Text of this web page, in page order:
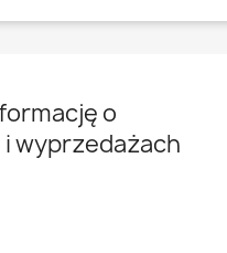
o
wyprzedażach